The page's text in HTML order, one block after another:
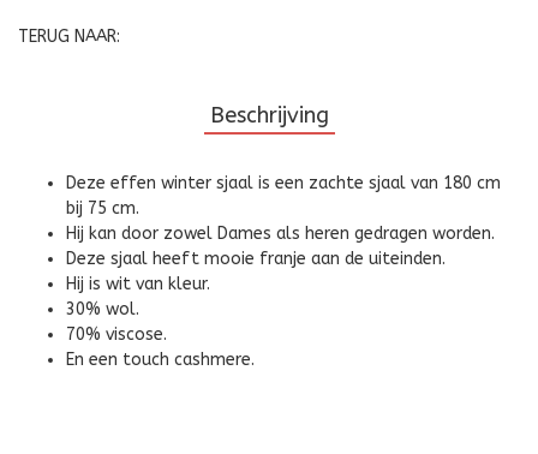
TERUG NAAR:
Beschrijving
Deze effen winter sjaal is een zachte sjaal van 180 cm
bij 75 cm.
Hij kan door zowel Dames als heren gedragen worden.
Deze sjaal heeft mooie franje aan de uiteinden.
Hij is wit van kleur.
30% wol.
70% viscose.
En een touch cashmere.